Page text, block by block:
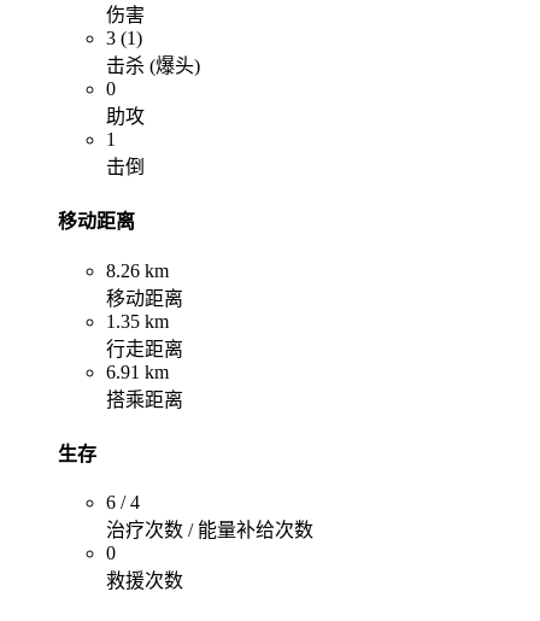
伤害
3 (1)
击杀 (爆头)
0
助攻
1
击倒
移动距离
8.26 km
移动距离
1.35 km
行走距离
6.91 km
搭乘距离
生存
6 / 4
治疗次数 / 能量补给次数
0
救援次数